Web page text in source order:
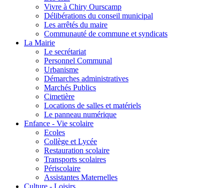
Vivre à Chiry Ourscamp
Délibérations du conseil municipal
Les arrêtés du maire
Communauté de commune et syndicats
La Mairie
Le secrétariat
Personnel Communal
Urbanisme
Démarches administratives
Marchés Publics
Cimetière
Locations de salles et matériels
Le panneau numérique
Enfance - Vie scolaire
Ecoles
Collège et Lycée
Restauration scolaire
Transports scolaires
Périscolaire
Assistantes Maternelles
Culture - Loisirs